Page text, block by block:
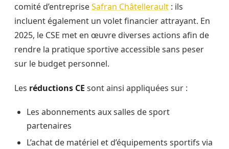
comité d’entrepriseSafran Châtellerault : ils
incluent également un volet financier attrayant. En
2025, le CSE met en œuvre diverses actions afin de
rendre la pratique sportive accessible sans peser
sur le budget personnel.
Les réductions CE sont ainsi appliquées sur :
Les abonnements aux salles de sport
partenaires
L’achat de matériel et d’équipements sportifs via